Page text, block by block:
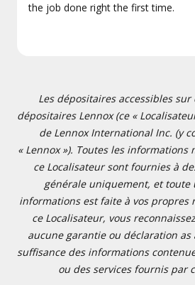
the job done right the first time.
Les dépositaires accessibles
dépositaires Lennox (ce «
de Lennox International Inc. (y
« Lennox »). Toutes les informations
ce Localisateur sont fournies à
générale uniquement, et toute
informations est faite à vos propres
ce Localisateur, vous
aucune garantie ou déclaration as
suffisance des informations
ou des services fournis par